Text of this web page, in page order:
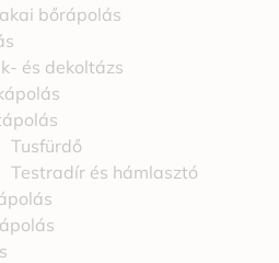
bőrápolás
és dekoltázs
Tusfürdő
Testradír és hámlasztó